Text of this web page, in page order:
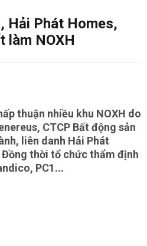
Hải Phát Homes,
làm NOXH
thuận nhiều khu NOXH do
CTCP Bất động sản
liên danh Hải Phát
Đồng thời tổ chức thẩm định
PC1...